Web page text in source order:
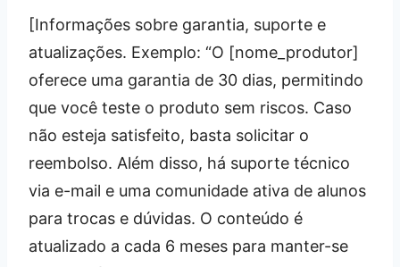
[Informações sobre garantia, suporte e
atualizações. Exemplo: “O [nome_produtor]
oferece uma garantia de 30 dias, permitindo
que você teste o produto sem riscos. Caso
não esteja satisfeito, basta solicitar o
reembolso. Além disso, há suporte técnico
via e-mail e uma comunidade ativa de alunos
para trocas e dúvidas. O conteúdo é
atualizado a cada 6 meses para manter-se